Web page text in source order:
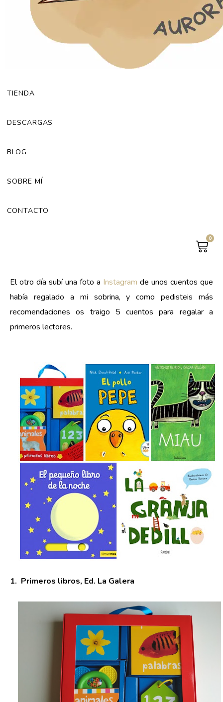
TIENDA
DESCARGAS
BLOG
SOBRE MÍ
CONTACTO
0
El otro día subí una foto a Instagram de unos cuentos que
había regalado a mi sobrina, y como pedisteis más
recomendaciones os traigo 5 cuentos para regalar a
primeros lectores.
1. Primeros libros, Ed. La Galera